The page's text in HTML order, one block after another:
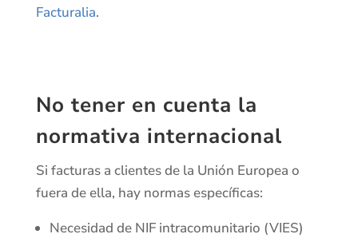
Facturalia.
No tener en cuenta la
normativa internacional
Si facturas a clientes de la Unión Europea o
fuera de ella, hay normas específicas:
Necesidad de NIF intracomunitario (VIES)